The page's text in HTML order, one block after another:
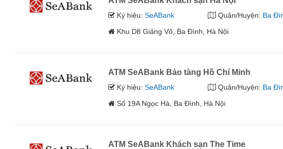
Ký hiệu:SeABank Quận/Huyện: Ba
Khu D8 Giảng Võ, Ba Đình, Hà Nội
ATM SeABank Bảo tàng Hồ Chí Minh
Ký hiệu:SeABank Quận/Huyện: Ba
Số 19A Ngọc Hà, Ba Đình, Hà Nội
ATM SeABank Khách sạn The Time